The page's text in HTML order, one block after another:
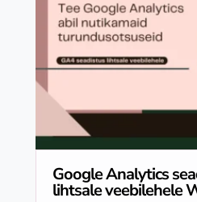
Google Analytics
lihtsale veebilehele